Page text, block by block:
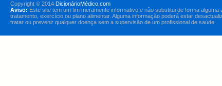
Copyright © 2014 DicionárioMédico.com
Aviso: Este site tem um fim meramente informativo e não substitui de forma
tratamento, exercício ou plano alimentar. Alguma informação poderá estar
tratar ou prevenir qualquer doença sem a supervisão de um profissional de saúde.